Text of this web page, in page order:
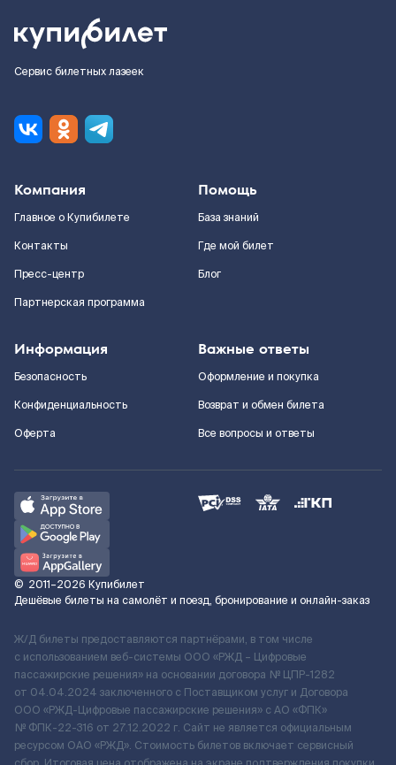
Сервис билетных лазеек
Компания
Главное о Купибилете
Контакты
Пресс-центр
Партнерская программа
Помощь
База знаний
Где мой билет
Блог
Информация
Безопасность
Конфиденциальность
Оферта
Важные ответы
Оформление и покупка
Возврат и обмен билета
Все вопросы и ответы
© 2011–2026 Купибилет
Дешёвые билеты на самолёт и поезд, бронирование и онлайн-заказ
Ж/Д билеты предоставляются партнёрами, в том числе
с использованием веб-системы ООО «РЖД – Цифровые
пассажирские решения» на основании договора № ЦПР-1282
от 04.04.2024 заключенного с Поставщиком услуг и Договора
ООО «РЖД-Цифровые пассажирские решения» c АО «ФПК»
№ ФПК-22-316 от 27.12.2022 г. Сайт не является официальным
ресурсом ОАО «РЖД». Стоимость билетов включает сервисный